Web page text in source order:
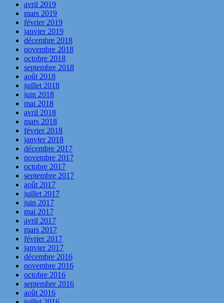
avril 2019
mars 2019
février 2019
janvier 2019
décembre 2018
novembre 2018
octobre 2018
septembre 2018
août 2018
juillet 2018
juin 2018
mai 2018
avril 2018
mars 2018
février 2018
janvier 2018
décembre 2017
novembre 2017
octobre 2017
septembre 2017
août 2017
juillet 2017
juin 2017
mai 2017
avril 2017
mars 2017
février 2017
janvier 2017
décembre 2016
novembre 2016
octobre 2016
septembre 2016
août 2016